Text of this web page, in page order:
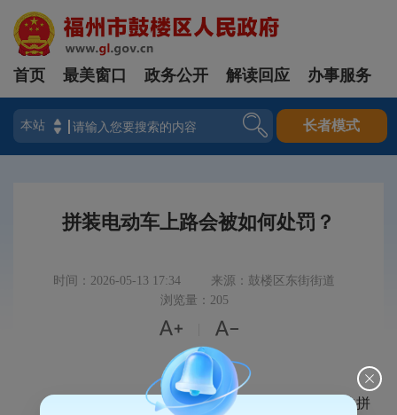
登录
首页 最美窗口 政务公开 解读回应 办事服务
长者模式
拼装电动车上路会被如何处罚？
时间：2026-05-13 17:34
来源：鼓楼区东街街道
浏览量：205
 
处 200 元罚款并责令恢复原状；以营利为目的拼